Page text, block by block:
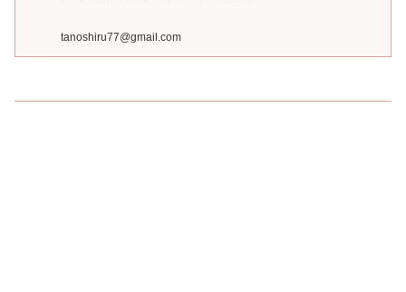
tanoshiru77@gmail.com